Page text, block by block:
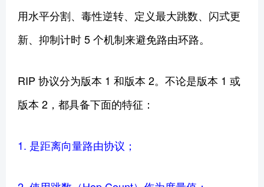
用水平分割、毒性逆转、定义最大跳数、闪式更
新、抑制计时 5 个机制来避免路由环路。
RIP 协议分为版本 1 和版本 2。不论是版本 1 或
版本 2，都具备下面的特征：
1. 是距离向量路由协议；